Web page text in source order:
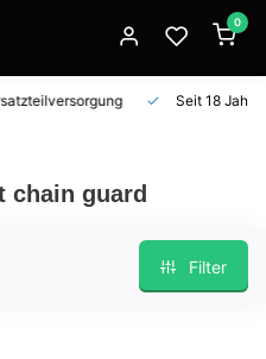
0
Seit 18 Jahren
chain guard
Filter